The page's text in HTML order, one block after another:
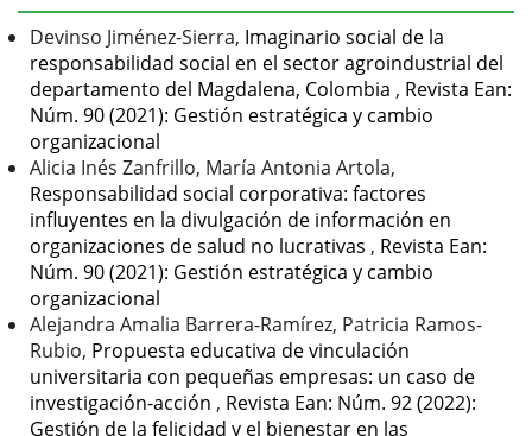
Devinso Jiménez-Sierra, Imaginario social de la
responsabilidad social en el sector agroindustrial del
departamento del Magdalena, Colombia , Revista Ean:
Núm. 90 (2021): Gestión estratégica y cambio
organizacional
Alicia Inés Zanfrillo, María Antonia Artola,
Responsabilidad social corporativa: factores
influyentes en la divulgación de información en
organizaciones de salud no lucrativas , Revista Ean:
Núm. 90 (2021): Gestión estratégica y cambio
organizacional
Alejandra Amalia Barrera-Ramírez, Patricia Ramos-
Rubio, Propuesta educativa de vinculación
universitaria con pequeñas empresas: un caso de
investigación-acción , Revista Ean: Núm. 92 (2022):
Gestión de la felicidad y el bienestar en las